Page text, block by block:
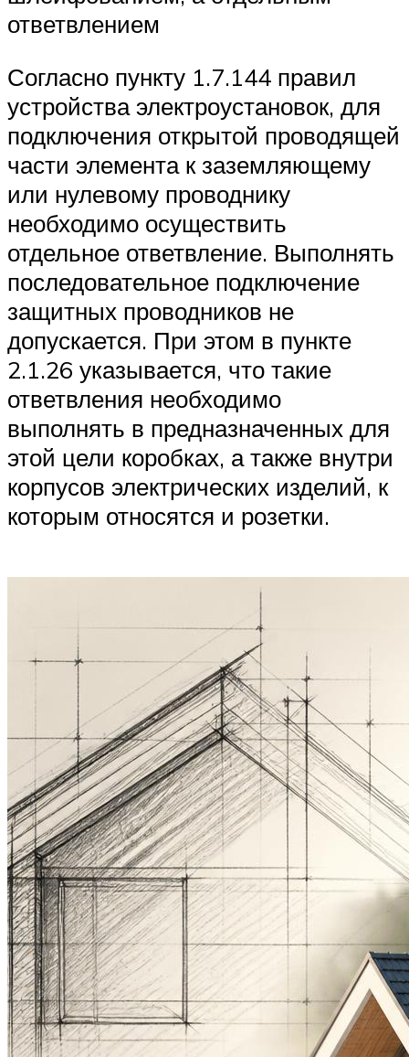
ответвлением
Согласно пункту 1.7.144 правил
устройства электроустановок, для
подключения открытой проводящей
части элемента к заземляющему
или нулевому проводнику
необходимо осуществить
отдельное ответвление. Выполнять
последовательное подключение
защитных проводников не
допускается. При этом в пункте
2.1.26 указывается, что такие
ответвления необходимо
выполнять в предназначенных для
этой цели коробках, а также внутри
корпусов электрических изделий, к
которым относятся и розетки.